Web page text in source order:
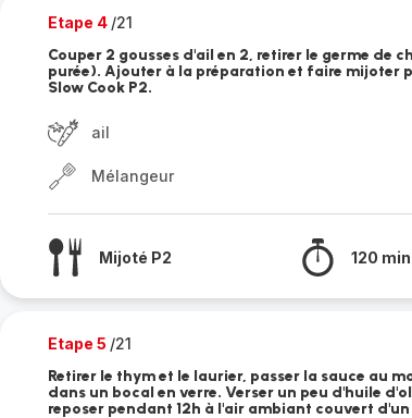
Etape 4 /21
Couper 2 gousses d'ail en 2, retirer le germe de
purée). Ajouter à la préparation et faire mijoter
Slow Cook P2.
ail
Mélangeur
Mijoté P2 120 min
Etape 5 /21
Retirer le thym et le laurier, passer la sauce au
dans un bocal en verre. Verser un peu d'huile
reposer pendant 12h à l'air ambiant couvert